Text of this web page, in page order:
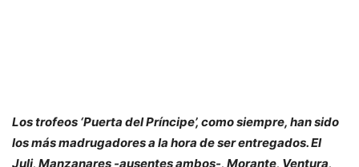
Los trofeos ‘Puerta del Príncipe’, como siempre, han sido
los más madrugadores a la hora de ser entregados. El
Juli, Manzanares -ausentes ambos-, Morante, Ventura,